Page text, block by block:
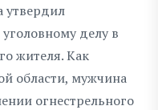
утвердил
делу в
жителя. Как
области, мужчина
огнестрельного